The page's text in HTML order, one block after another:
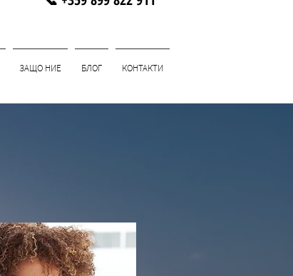
ЗАЩО НИЕ БЛОГ КОНТАКТИ